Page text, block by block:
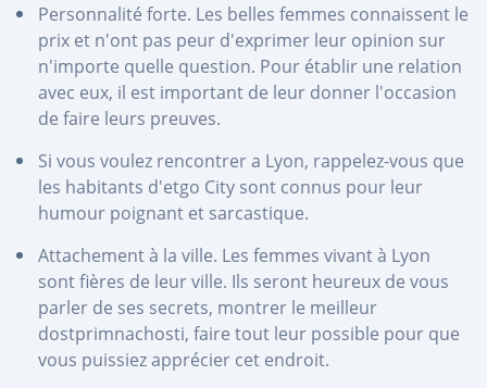
Personnalité forte. Les belles femmes connaissent le
prix et n'ont pas peur d'exprimer leur opinion sur
n'importe quelle question. Pour établir une relation
avec eux, il est important de leur donner l'occasion
de faire leurs preuves.
Si vous voulez rencontrer a Lyon, rappelez-vous que
les habitants d'etgo City sont connus pour leur
humour poignant et sarcastique.
Attachement à la ville. Les femmes vivant à Lyon
sont fières de leur ville. Ils seront heureux de vous
parler de ses secrets, montrer le meilleur
dostprimnachosti, faire tout leur possible pour que
vous puissiez apprécier cet endroit.